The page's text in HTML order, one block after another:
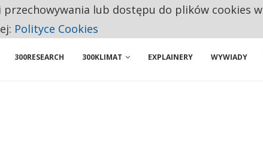
ZAKUPY
300RESEARCH 300KLIMAT EXPLAINERY WYWIADY
lub dostępu do plików cookies w
Polityce Cookies